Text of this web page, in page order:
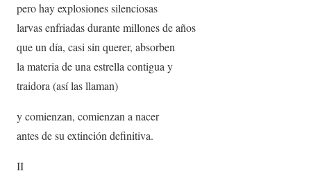
pero hay explosiones silenciosas
larvas enfriadas durante millones de años
que un día, casi sin querer, absorben
la materia de una estrella contigua y
traidora (así las llaman)
y comienzan, comienzan a nacer
antes de su extinción definitiva.
II